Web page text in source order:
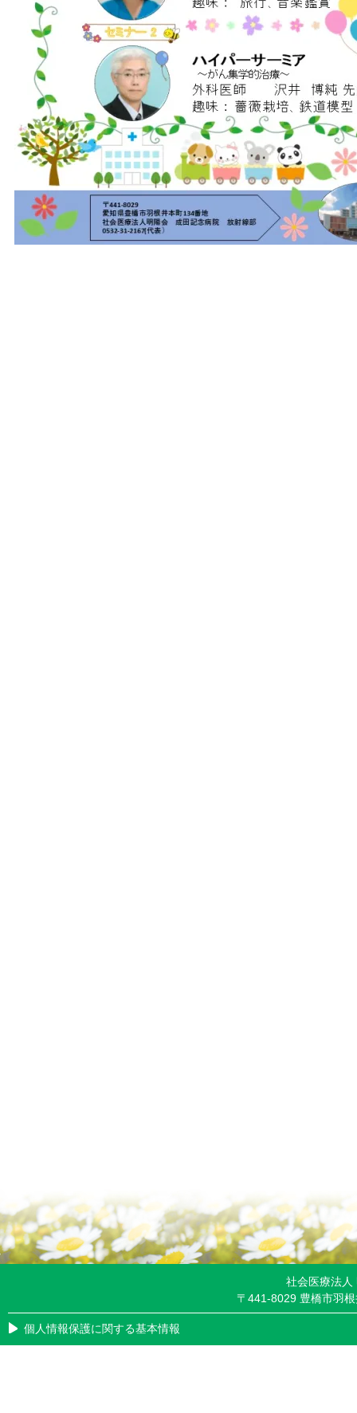
社会医療法
〒441-8029 豊橋市羽
個人情報保護に関する基本情報